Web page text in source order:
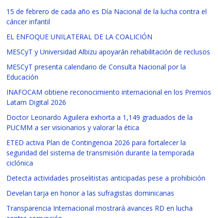
15 de febrero de cada año es Día Nacional de la lucha contra el
cáncer infantil
EL ENFOQUE UNILATERAL DE LA COALICIÓN
MESCyT y Universidad Albizu apoyarán rehabilitación de reclusos
MESCyT presenta calendario de Consulta Nacional por la
Educación
INAFOCAM obtiene reconocimiento internacional en los Premios
Latam Digital 2026
Doctor Leonardo Aguilera exhorta a 1,149 graduados de la
PUCMM a ser visionarios y valorar la ética
ETED activa Plan de Contingencia 2026 para fortalecer la
seguridad del sistema de transmisión durante la temporada
ciclónica
Detecta actividades proselitistas anticipadas pese a prohibición
Develan tarja en honor a las sufragistas dominicanas
Transparencia Internacional mostrará avances RD en lucha